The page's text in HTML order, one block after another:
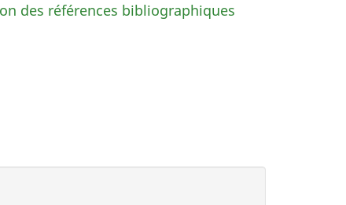
des références bibliographiques